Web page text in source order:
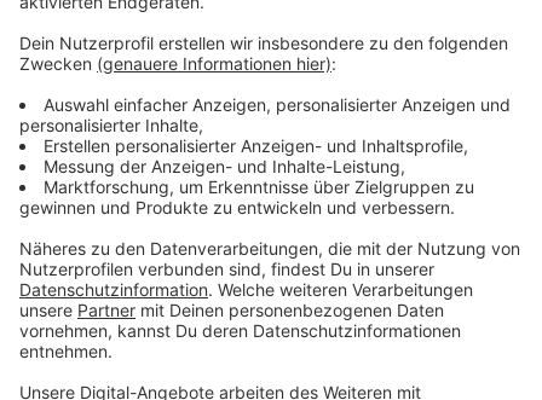
Wir benötigen Ihre
Zustimmung, um den YouTube
Video-Service zu laden!
Wir verwenden einen Service eines
Drittanbieters, um Videoinhalte
einzubetten. Dieser Service kann
Daten zu Ihren Aktivitäten
Details durch und stimmen Sie der
Nutzung des Service zu, um dieses
Video anzusehen.
Anzeige